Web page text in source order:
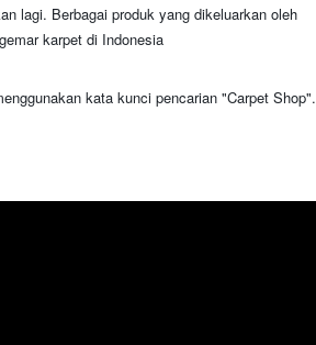
lagi. Berbagai produk yang dikeluarkan oleh
karpet di Indonesia
kata kunci pencarian "Carpet Shop".